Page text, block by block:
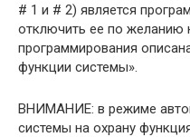
# 1 и # 2) является
отключить ее по желанию
программирования
функции системы».
ВНИМАНИЕ: в режиме
системы на охрану